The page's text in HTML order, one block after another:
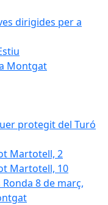
dirigides per a
Montgat
protegit del Turó
Martotell, 2
Martotell, 10
8 de març,